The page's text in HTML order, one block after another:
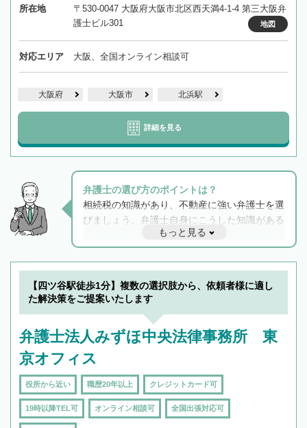
所在地
〒530-0047 大阪府大阪市北区西天満4-1-4 第三大阪弁
護士ビル301
地図
対応エリア 大阪、全国オンライン相談可
大阪府 大阪市 北浜駅
詳細を見る
弁護士の選び方のポイントは？
相続税の知識があり、不動産に強い弁護士を選
びましょう。弁護士自身にこうした知識がある
と他士業との連携もスムーズに進み、トラブル
解決のみならず相続をトータルで任せることが
できます。また、相続は感情がからむ分野なの
でフィーリングも重要です。実際に電話や面談
で複数の弁護士と会話をしてウマが合う方に依
もっと見る
【四ツ谷駅徒歩1分】複数の選択肢から、依頼者様に適し
た解決策をご提案いたします
弁護士法人みずほ中央法律事務所 東
京オフィス
役所から近い 職歴20年以上 クレジットカード可
19時以降TEL可 オンライン相談可 全国出張対応可